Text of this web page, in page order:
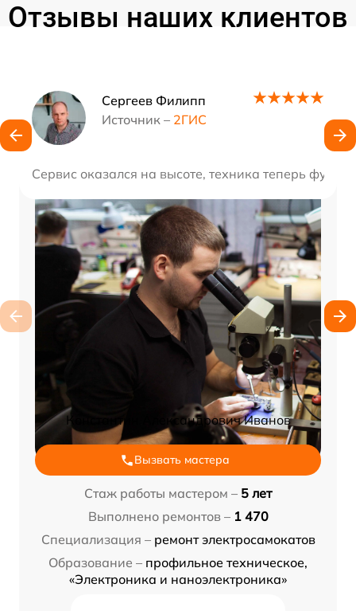
Отзывы наших клиентов
Сергеев Филипп
Источник – 2ГИС
Сервис оказался на высоте, техника теперь
Наши мастера
Константин Александрович Иванов
Вызвать мастера
Стаж работы мастером – 5 лет
Выполнено ремонтов – 1 470
Специализация – ремонт электросамокатов
Образование – профильное техническое,
«Электроника и наноэлектроника»